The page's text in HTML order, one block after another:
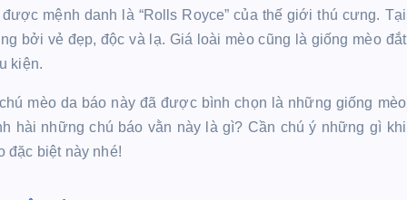
mệnh danh là “Rolls Royce” của thế giới thú cưng. Tại
bởi vẻ đẹp, độc và lạ. Giá loài mèo cũng là giống mèo đắt
kiện.
mèo da báo này đã được bình chọn là những giống mèo
hài những chú báo vằn này là gì? Cần chú ý những gì khi
đặc biệt này nhé!